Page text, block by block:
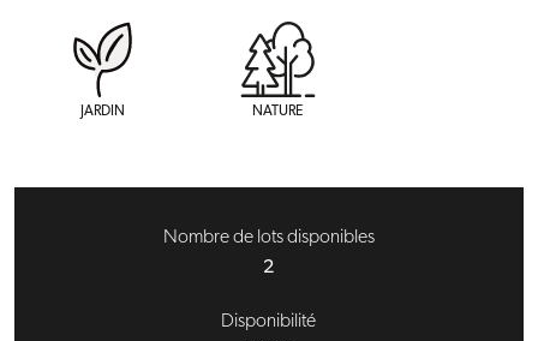
JARDIN NATURE
Nombre de lots disponibles
2
Disponibilité